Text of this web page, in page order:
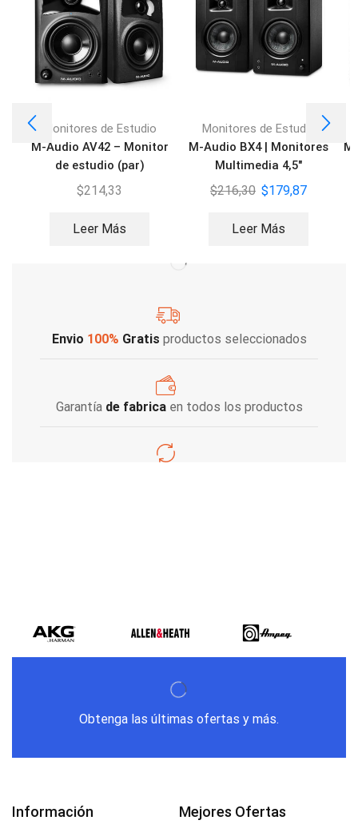
Monitores de Estudio
M-Audio AV42 – Monitor
de estudio (par)
$214,33
Leer Más
Monitores de Estudio
M-Audio BX4 | Monitores
Multimedia 4,5″
$216,30 $179,87
Leer Más
Envio 100% Gratis productos seleccionados
Garantía de fabricaen todos los productos
Obtenga las últimas ofertas y más.
Información Mejores Ofertas